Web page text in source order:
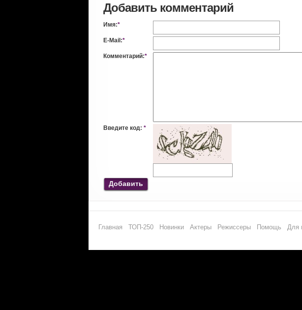
Добавить комментарий
Имя:*
E-Mail:*
Комментарий:*
Введите код: *
Добавить
Главная ТОП-250 Новинки Актеры Режиссеры Помощь Для